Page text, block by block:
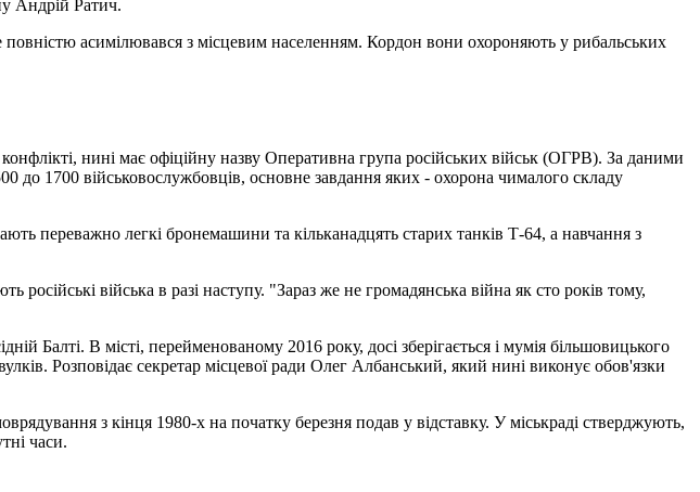
Андрій Ратич.
асимілювався з місцевим населенням. Кордон вони охороняють у рибальських
нині має офіційну назву Оперативна група російських військ (ОГРВ). За даними
до 1700 військовослужбовців, основне завдання яких - охорона чималого складу
переважно легкі бронемашини та кільканадцять старих танків Т-64, а навчання з
війська в разі наступу. "Зараз же не громадянська війна як сто років тому,
Балті. В місті, перейменованому 2016 року, досі зберігається і мумія більшовицького
Розповідає секретар місцевої ради Олег Албанський, який нині виконує обов'язки
з кінця 1980-х на початку березня подав у відставку. У міськраді стверджують,
часи.